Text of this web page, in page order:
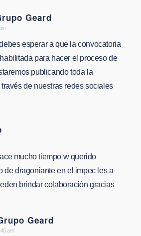
Geard
esperar a que la convocatoria
para hacer el proceso de
publicando toda la
de nuestras redes sociales
mucho tiempo w querido
de dragoniante en el impec les a
brindar colaboración gracias
Geard
am